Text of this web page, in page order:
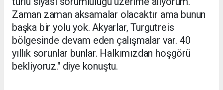
Zaman zaman aksamalar olacaktır ama bunun
başka bir yolu yok. Akyarlar, Turgutreis
bölgesinde devam eden çalışmalar var. 40
yıllık sorunlar bunlar. Halkımızdan hoşgörü
bekliyoruz." diye konuştu.